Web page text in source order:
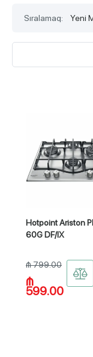
Sıralamaq:
Hotpoint Ariston
60G DF/IX
₼ 799.00
₼
599.00